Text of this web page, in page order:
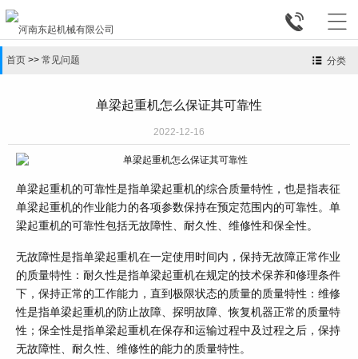


分类
首页 >> 常见问题
单梁起重机怎么保证其可靠性
2022-12-16
单梁起重机的可靠性是指单梁起重机的综合质量特性，也是指表征
单梁起重机的作业能力的各项参数保持在预定范围内的可靠性。单
梁起重机的可靠性包括无故障性、耐久性、维修性和保全性。
无故障性是指单梁起重机在一定使用时间内，保持无故障正常作业
的质量特性：耐久性是指单梁起重机在规定的技术保养和修理条件
下，保持正常的工作能力，直到极限状态的质量的质量特性：维修
性是指单梁起重机的防止故障、探明故障、恢复机器正常的质量特
性；保全性是指单梁起重机在保存和运输过程中及过程之后，保持
无故障性、耐久性、维修性的能力的质量特性。